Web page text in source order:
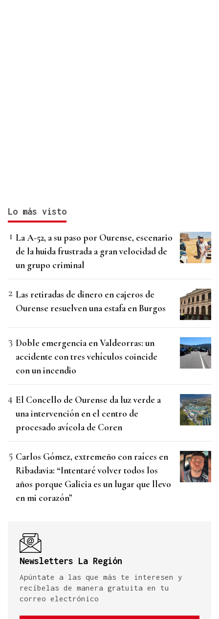
Lo más visto
La A-52, a su paso por Ourense, escenario
de la huida frustrada a gran velocidad de
un grupo criminal
Las retiradas de dinero en cajeros de
Ourense resuelven una estafa en Burgos
Doble emergencia en Valdeorras: un
accidente con tres vehículos coincide
con un incendio
El Concello de Ourense da luz verde a
una intervención en el centro de
procesado avícola de Coren
Carlos Gómez, extremeño con raíces en
Ribadavia: “Intentaré volver todos los
años porque Galicia es un lugar que llevo
en mi corazón”
Newsletters La Región
Apúntate a las que más te interesen y
recíbelas de manera gratuita en tu
correo electrónico